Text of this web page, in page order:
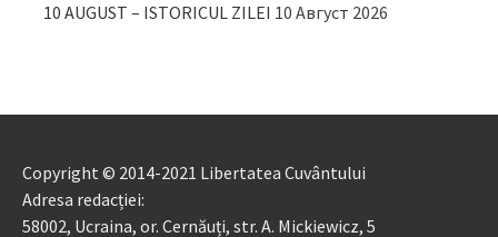
10 AUGUST – ISTORICUL ZILEI 10 Август 2026
Copyright © 2014-2021 Libertatea Cuvântului
Adresa redacției:
58002, Ucraina, or. Cernăuți, str. A. Mickiewicz, 5